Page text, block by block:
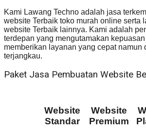
Kami Lawang Techno adalah jasa
website Terbaik toko murah online serta
website Terbaik lainnya. Kami adalah
terdepan yang mengutamakan
memberikan layanan yang cepat namun
terjangkau.
Paket Jasa Pembuatan Website
Website
Standar
Website
Premium